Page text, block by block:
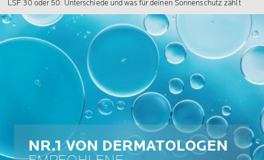
LSF 30 oder 50: Unterschiede und was für deinen Sonnenschutz zählt
NR.1 VON DERMATOLOGEN